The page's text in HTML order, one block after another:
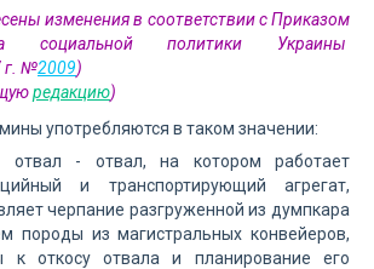
изменения в соответствии с Приказом
социальной политики Украины
г. №2009)
редакцию)
употребляются в таком значении:
отвал - отвал, на котором работает
и транспортирующий агрегат,
черпание разгруженной из думпкара
породы из магистральных конвейеров,
к откосу отвала и планирование его